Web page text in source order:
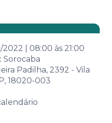
2022 08:00 às 21:00
Sorocaba
Padilha, 2392 - Vila
18020-003